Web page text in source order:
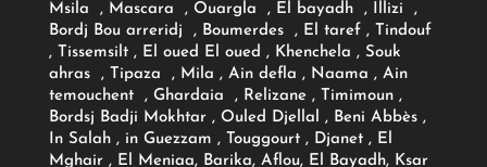
Msila , Mascara , Ouargla , El bayadh , Illizi ,
Bordj Bou arreridj , Boumerdes , El taref , Tindouf
, Tissemsilt , El oued El oued , Khenchela , Souk
ahras , Tipaza , Mila , Ain defla , Naama , Ain
temouchent , Ghardaia , Relizane , Timimoun ,
Bordsj Badji Mokhtar , Ouled Djellal , Beni Abbès ,
In Salah , in Guezzam , Touggourt , Djanet , El
Mghair , El Meniaa, Barika, Aflou, El Bayadh, Ksar